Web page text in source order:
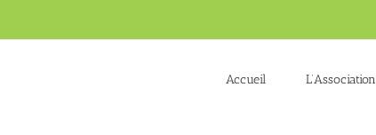
Accueil L’Association